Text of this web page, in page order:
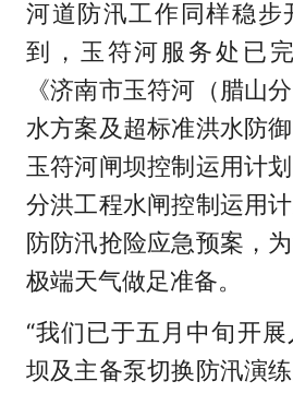
河道防汛工作同样稳步
到，玉符河服务处已
《济南市玉符河（腊山
水方案及超标准洪水防
玉符河闸坝控制运用计
分洪工程水闸控制运用
防防汛抢险应急预案，
极端天气做足准备。
“我们已于五月中旬开
坝及主备泵切换防汛演